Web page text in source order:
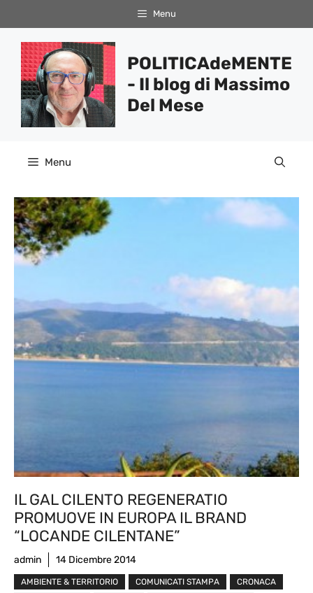
al
contenuto
Menu
POLITICAdeMENTE
- Il blog di Massimo
Del Mese
Menu
IL GAL CILENTO REGENERATIO
PROMUOVE IN EUROPA IL BRAND
“LOCANDE CILENTANE”
admin 14 Dicembre 2014
AMBIENTE & TERRITORIO COMUNICATI STAMPA
CRONACA